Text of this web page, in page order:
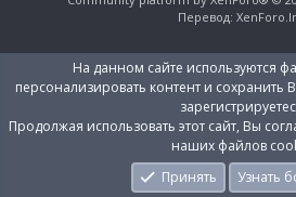
Перевод:
На данном сайте используются
персонализировать контент и сохранить
Продолжая использовать этот сайт, Вы
наших файлов
Принять
Узнать